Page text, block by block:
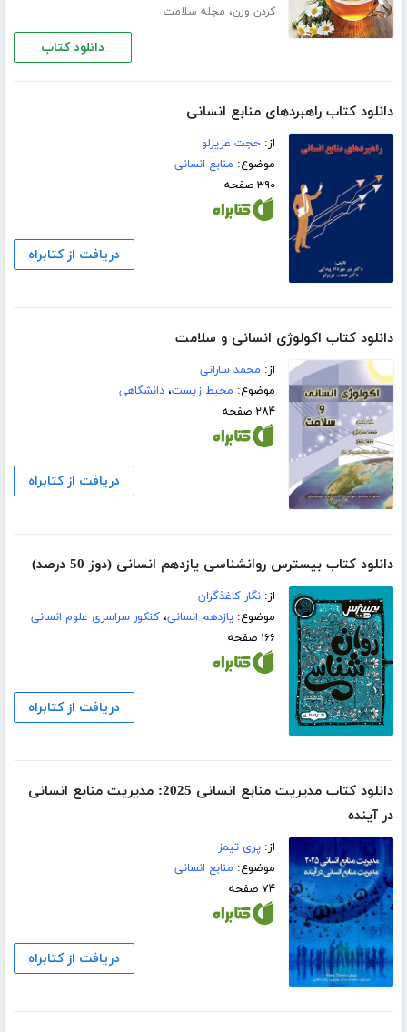
کردن وزن، مجله سلامت
دانلود کتاب
دانلود کتاب راهبردهای منابع انسانی
از:حجت عزیزلو
موضوع: منابع انسانی
۳۹۰ صفحه
دریافت از کتابراه
دانلود کتاب اکولوژی انسانی و سلامت
از: محمد سارانی
موضوع: محیط زیست،دانشگاهی
۲۸۴ صفحه
دریافت از کتابراه
دانلود کتاب بیسترس روانشناسی یازدهم انسانی (دوز 50 درصد)
از:نگار کاغذگران
موضوع:یازدهم انسانی،کنکور سراسری علوم انسانی
۱۶۶ صفحه
دریافت از کتابراه
دانلود کتاب مدیریت منابع انسانی 2025: مدیریت منابع انسانی
در آینده
از:پری تیمز
موضوع: منابع انسانی
۷۴ صفحه
دریافت از کتابراه